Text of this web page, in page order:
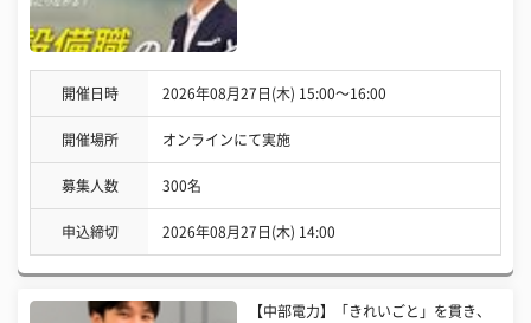
開催日時 2026年08月27日(木) 15:00〜16:00
開催場所 オンラインにて実施
募集人数 300名
申込締切 2026年08月27日(木) 14:00
【中部電力】「きれいごと」を貫き、